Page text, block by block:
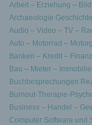
Arbeit – Erziehung –
Archaeologie
Audio – Video – TV –
Auto – Motorrad –
Banken – Kredit –
Bau – Mieter –
Buchbesprechungen
Burnout-Therapie-
Business – Handel –
Computer Software und